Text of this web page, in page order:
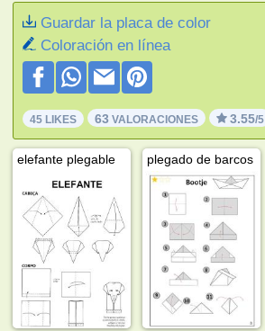
Guardar la placa de color
Coloración en línea
45 LIKES 63 VALORACIONES 3.55/5
elefante plegable plegado de barcos